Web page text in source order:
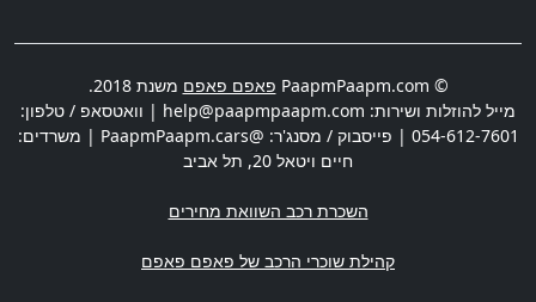
© PaapmPaapm.com פאפם פאפם משנת 2018.
מייל להוזלות ושירות: help@paapmpaapm.com | וואטסאפ / טלפון:
054-612-7601 | פייסבוק / מסנג'ר: @PaapmPaapm.cars | משרדים:
חיים ויטאל 20
, תל אביב
השכרת רכב השוואת מחירים
קהילת שוכרי הרכב של פאפם פאפם